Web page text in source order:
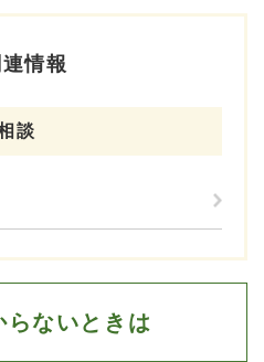
連情報
談
らないときは